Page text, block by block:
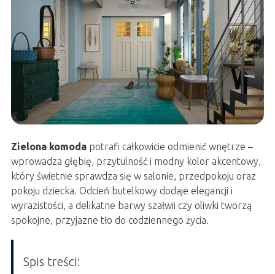
Zielona komodapotrafi całkowicie odmienić wnętrze –
wprowadza głębię, przytulność i modny kolor akcentowy,
który świetnie sprawdza się w salonie, przedpokoju oraz
pokoju dziecka. Odcień butelkowy dodaje elegancji i
wyrazistości, a delikatne barwy szałwii czy oliwki tworzą
spokojne, przyjazne tło do codziennego życia.
Spis treści: